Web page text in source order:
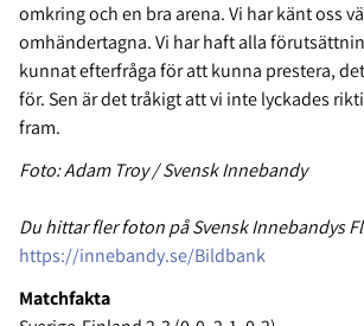
omkring och en bra arena. Vi har känt oss
omhändertagna. Vi har haft alla
kunnat efterfråga för att kunna prestera,
för. Sen är det tråkigt att vi inte lyckades
fram.
Foto: Adam Troy / Svensk Innebandy
Du hittar fler foton på Svensk Innebandys
https://innebandy.se/Bildbank
Matchfakta